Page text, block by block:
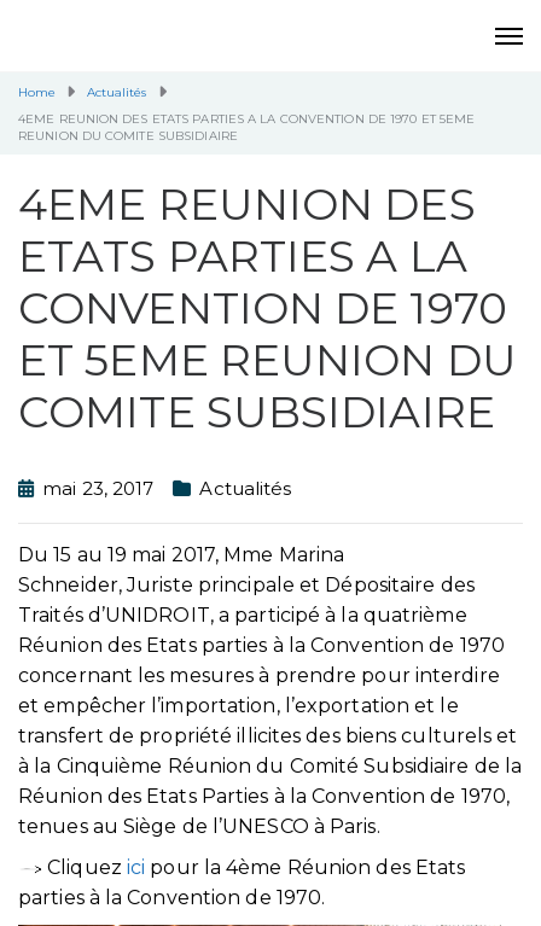
Home
Actualités
4EME REUNION DES ETATS PARTIES A LA CONVENTION DE 1970 ET 5EME
REUNION DU COMITE SUBSIDIAIRE
4EME REUNION DES
ETATS PARTIES A LA
CONVENTION DE 1970
ET 5EME REUNION DU
COMITE SUBSIDIAIRE
mai 23, 2017 Actualités
Du 15 au 19 mai 2017, Mme Marina
Schneider, Juriste principale et Dépositaire des
Traités d’UNIDROIT, a participé à la quatrième
Réunion des Etats parties à la Convention de 1970
concernant les mesures à prendre pour interdire
et empêcher l’importation, l’exportation et le
transfert de propriété illicites des biens culturels et
à la Cinquième Réunion du Comité Subsidiaire de la
Réunion des Etats Parties à la Convention de 1970,
tenues au Siège de l’UNESCO à Paris.
Cliquez ici pour la 4ème Réunion des Etats
parties à la Convention de 1970.